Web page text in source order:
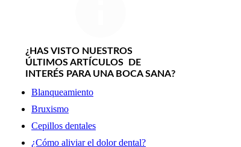
¿HAS VISTO NUESTROS
ÚLTIMOS ARTÍCULOS DE
INTERÉS PARA UNA BOCA SANA?
Blanqueamiento
Bruxismo
Cepillos dentales
¿Cómo aliviar el dolor dental?